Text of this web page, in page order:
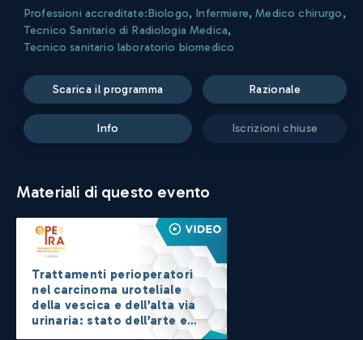
Professioni accreditate:Biologo, Infermiere,Medico chirurgo,
Tecnico Sanitario di Radiologia Medica,
Tecnico sanitario laboratorio biomedico
scarica il programma razionale
info iscrizioni chiuse
Materiali di questo evento
Trattamenti perioperatori
nel carcinoma uroteliale
della vescica e dell’alta via
urinaria: stato dell’arte e
prospettive future